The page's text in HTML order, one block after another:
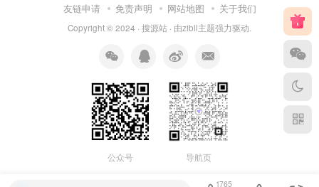
友链申请 免责声明 网站地图 关于我们
Copyright © 2024 · 搜源站 · 由zibll主题强力驱动.
公众号 导航页
1765